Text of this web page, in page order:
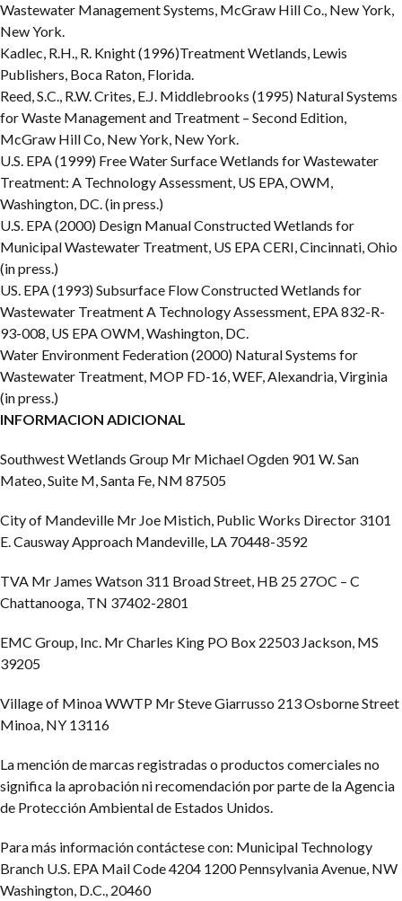
Wastewater Management Systems, McGraw Hill Co., New York,
New York.
Kadlec, R.H., R. Knight (1996)Treatment Wetlands, Lewis
Publishers, Boca Raton, Florida.
Reed, S.C., R.W. Crites, E.J. Middlebrooks (1995) Natural Systems
for Waste Management and Treatment – Second Edition,
McGraw Hill Co, New York, New York.
U.S. EPA (1999) Free Water Surface Wetlands for Wastewater
Treatment: A Technology Assessment, US EPA,OWM,
Washington, DC. (in press.)
U.S. EPA (2000) Design Manual Constructed Wetlands for
Municipal Wastewater Treatment, US EPA CERI, Cincinnati, Ohio
(in press.)
US. EPA (1993) Subsurface Flow Constructed Wetlands for
Wastewater Treatment A Technology Assessment, EPA 832-R-
93-008, US EPA OWM, Washington, DC.
Water Environment Federation (2000) Natural Systems for
Wastewater Treatment, MOP FD-16, WEF,Alexandria, Virginia
(in press.)
INFORMACION ADICIONAL
Southwest Wetlands Group Mr Michael Ogden 901 W. San
Mateo, Suite M,Santa Fe, NM 87505
City of Mandeville Mr Joe Mistich, Public Works Director 3101
E. Causway Approach Mandeville, LA 70448-3592
TVA Mr James Watson 311 Broad Street, HB 25 27OC – C
Chattanooga, TN 37402-2801
EMC Group, Inc. Mr Charles King PO Box 22503 Jackson, MS
39205
Village of Minoa WWTP Mr Steve Giarrusso 213 Osborne Street
Minoa, NY 13116
La mención de marcas registradas o productos comerciales no
significa la aprobación ni recomendación por parte de la Agencia
de Protección Ambiental de Estados Unidos.
Para más información contáctese con: Municipal Technology
Branch U.S. EPA Mail Code 4204 1200 Pennsylvania Avenue, NW
Washington, D.C., 20460